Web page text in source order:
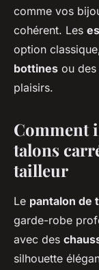
comme vos
cohérent. Les
option
bottines ou des
plaisirs.
Comment
talons
tailleur
Le pantalon de
garde-robe
avec des
silhouette